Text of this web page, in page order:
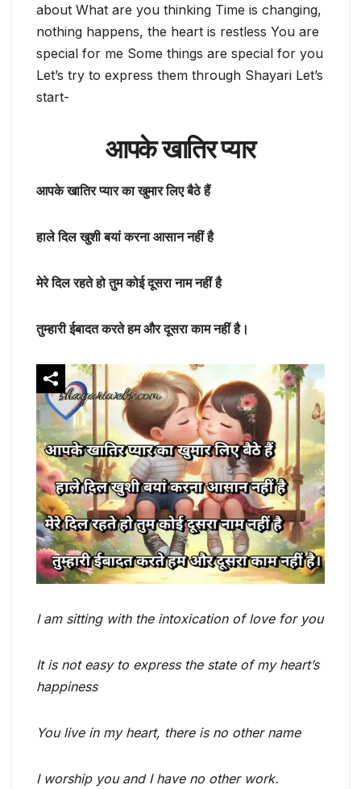
about What are you thinking Time is changing,
nothing happens, the heart is restless You are
special for me Some things are special for you
Let’s try to express them through Shayari Let’s
start-
आपके खातिर प्यार
आपके खातिर प्यार का खुमार लिए बैठे हैं
हाले दिल खुशी बयां करना आसान नहीं है
मेरे दिल रहते हो तुम कोई दूसरा नाम नहीं है
तुम्हारी ईबादत करते हम और दूसरा काम नहीं है।
I am sitting with the intoxication of love for you
It is not easy to express the state of my heart’s
happiness
You live in my heart, there is no other name
I worship you and I have no other work.